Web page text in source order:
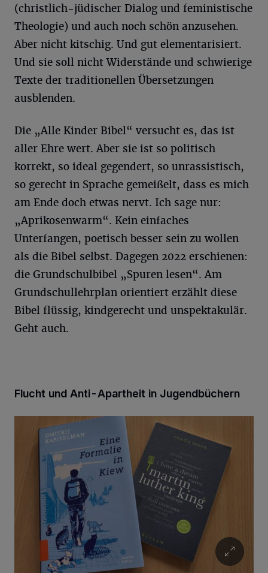
(christlich-jüdischer Dialog und feministische
Theologie) und auch noch schön anzusehen.
Aber nicht kitschig. Und gut elementarisiert.
Und sie soll nicht Widerstände und schwierige
Texte der traditionellen Übersetzungen
ausblenden.
Die „Alle Kinder Bibel“ versucht es, das ist
aller Ehre wert. Aber sie ist so politisch
korrekt, so ideal gegendert, so unrassistisch,
so gerecht in Sprache gemeißelt, dass es mich
am Ende doch etwas nervt. Ich sage nur:
„Aprikosenwarm“. Kein einfaches
Unterfangen, poetisch besser sein zu wollen
als die Bibel selbst. Dagegen 2022 erschienen:
die Grundschulbibel „Spuren lesen“. Am
Grundschullehrplan orientiert erzählt diese
Bibel flüssig, kindgerecht und unspektakulär.
Geht auch.
Flucht und Anti-Apartheit in Jugendbüchern